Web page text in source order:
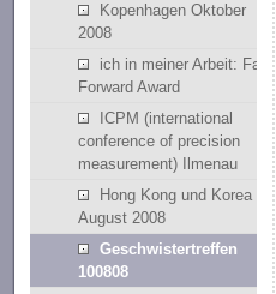
Kopenhagen Oktober
2008
ich in meiner Arbeit: Fast
Forward Award
ICPM (international
conference of precision
measurement) Ilmenau
Hong Kong und Korea
August 2008
Geschwistertreffen
100808